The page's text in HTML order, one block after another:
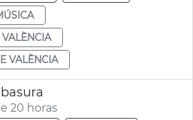
VALÈNCIA
20 horas